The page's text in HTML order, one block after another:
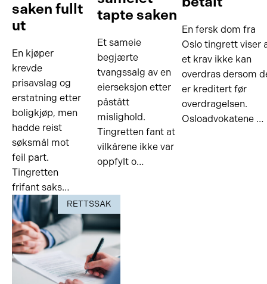
saken fullt
ut
En kjøper
krevde
prisavslag og
erstatning etter
boligkjøp, men
hadde reist
søksmål mot
feil part.
Tingretten
frifant saks…
tapte saken
Et sameie
begjærte
tvangssalg av en
eierseksjon etter
påstått
mislighold.
Tingretten fant at
vilkårene ikke var
oppfylt o…
En fersk dom fra
Oslo tingrett viser
et krav ikke kan
overdras dersom
er kreditert før
overdragelsen.
Osloadvokatene …
RETTSSAK